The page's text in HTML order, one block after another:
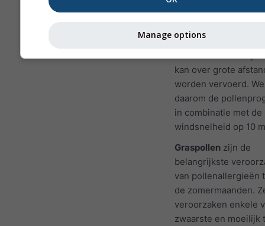
kan tot vijf miljoen
Pollen wordt door
luchtstromen
kan over grote
worden vervoerd.
daarom de
in combinatie met de
windsnelheid op 10
Graspollen zijn de
belangrijkste
van pollenallergieën
de zomermaanden.
veroorzaken enkele
zwaarste en moeilijk
Manage options